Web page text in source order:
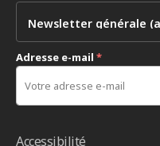
Adresse e-mail *
Accessibilité